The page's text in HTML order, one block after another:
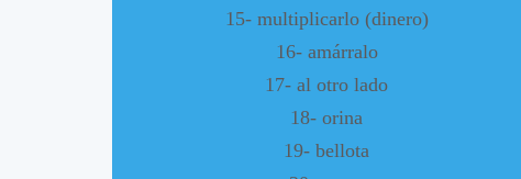
15- multiplicarlo (dinero)
16- amárralo
17- al otro lado
18- orina
19- bellota